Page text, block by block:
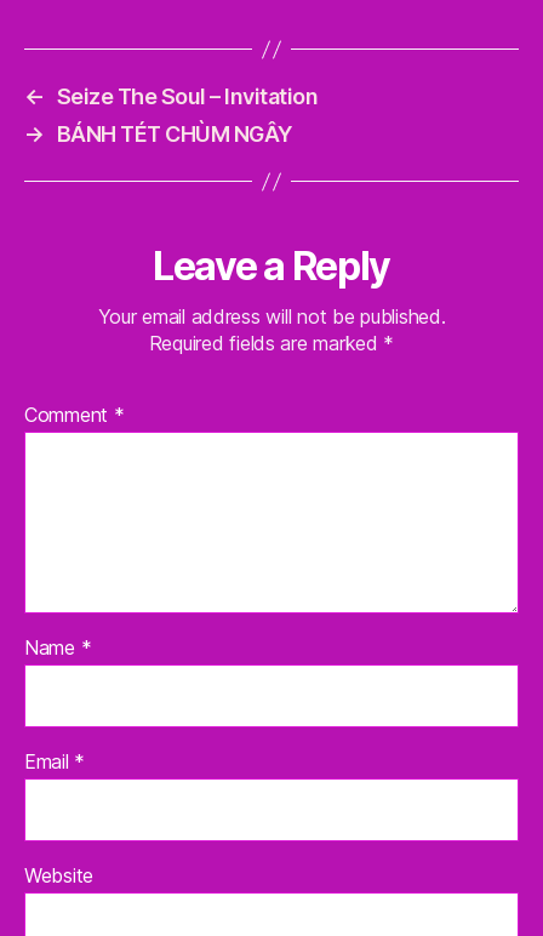
← Seize The Soul – Invitation
→
BÁNH TÉT CHÙM NGÂY
Leave a Reply
Your email address will not be published.
Required fields are marked *
Comment *
Name *
Email *
Website